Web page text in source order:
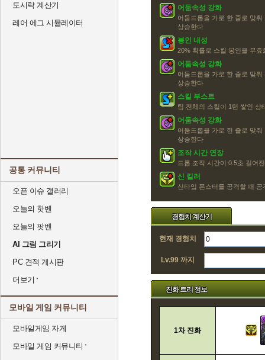
도시락 계산기
레어 에그 시뮬레이터
공통 커뮤니티
오픈 이슈 갤러리
오늘의 핫벤
오늘의 팟벤
AI 그림 그리기
PC 견적 게시판
더보기
모바일 게임 커뮤니티
모바일게임 자게
모바일 게임 커뮤니티
어둠속성 강화
어둠드롭을 가로 한 줄로 맞
상승한다
봉인 내성
20% 확률로 스킬 봉인을 무효
어둠속성 강화
어둠드롭을 가로 한 줄로 맞
상승한다
스킬 부스트
팀 전체의 스킬이 1턴 쌓인 상
어둠속성 강화
어둠드롭을 가로 한 줄로 맞
상승한다
조작 시간 연장
드롭 조작 시간이 0.5초 길어
신 킬러
신타입 몬스터를 공격할 때 공
경험치 계산기
현재 경험치
Lv.99 까지
진화 트리 정보
1차 진화